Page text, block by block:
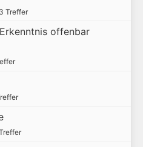
Treffer
offenbar